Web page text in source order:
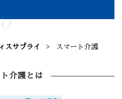
スサプライ スマート介護
介護とは